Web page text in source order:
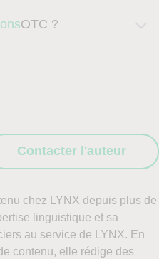
OTC ?
Contacter l'auteur
chez LYNX depuis plus de
linguistique et sa
au service de LYNX. En
contenu, elle rédige des